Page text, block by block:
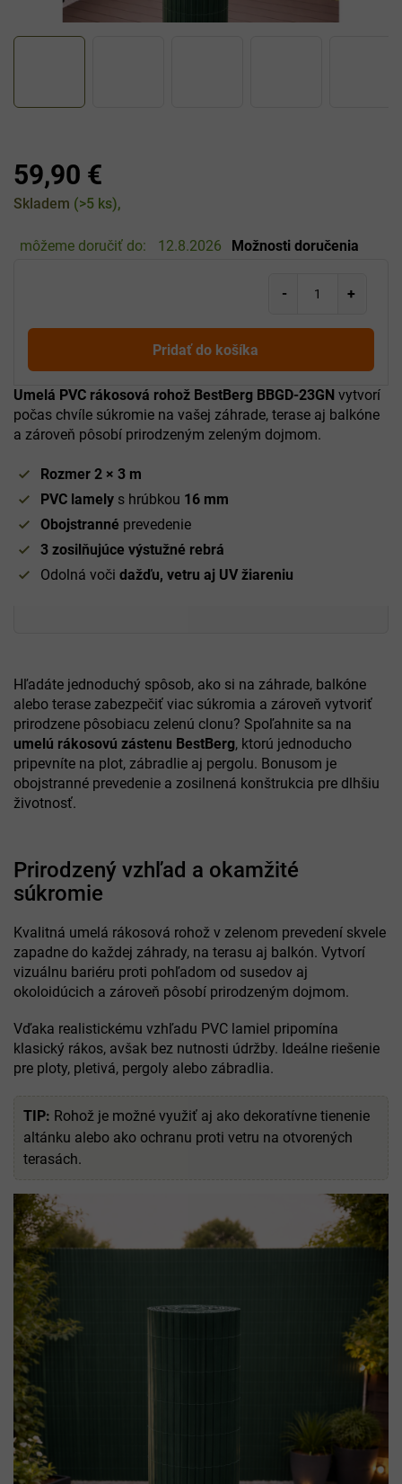
59,90 €
Jednotková
Skladem (>5 ks)
môžeme doručiť do: 12.8.2026 Možnosti doručenia
Pridať do košíka
Umelá PVC rákosová rohož BestBerg BBGD-23GN vytvorí
počas chvíle súkromie na vašej záhrade, terase aj balkóne
a zároveň pôsobí prirodzeným zeleným dojmom.
Rozmer 2 × 3 m
PVC lamely s hrúbkou 16 mm
Obojstranné prevedenie
3 zosilňujúce výstužné rebrá
Odolná voči dažďu, vetru aj UV žiareniu
Hľadáte jednoduchý spôsob, ako si na záhrade, balkóne
alebo terase zabezpečiť viac súkromia a zároveň vytvoriť
prirodzene pôsobiacu zelenú clonu? Spoľahnite sa na
umelú rákosovú zástenu BestBerg, ktorú jednoducho
pripevníte na plot, zábradlie aj pergolu. Bonusom je
obojstranné prevedenie a zosilnená konštrukcia pre dlhšiu
životnosť.
Prirodzený vzhľad a okamžité
súkromie
Kvalitná umelá rákosová rohož v zelenom prevedení skvele
zapadne do každej záhrady, na terasu aj balkón. Vytvorí
vizuálnu bariéru proti pohľadom od susedov aj
okoloidúcich a zároveň pôsobí prirodzeným dojmom.
Vďaka realistickému vzhľadu PVC lamiel pripomína
klasický rákos, avšak bez nutnosti údržby. Ideálne riešenie
pre ploty, pletivá, pergoly alebo zábradlia.
TIP: Rohož je možné využiť aj ako dekoratívne tienenie
altánku alebo ako ochranu proti vetru na otvorených
terasách.